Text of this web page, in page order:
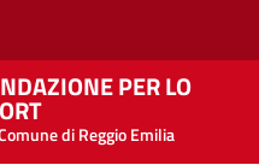
PER LO
di Reggio Emilia